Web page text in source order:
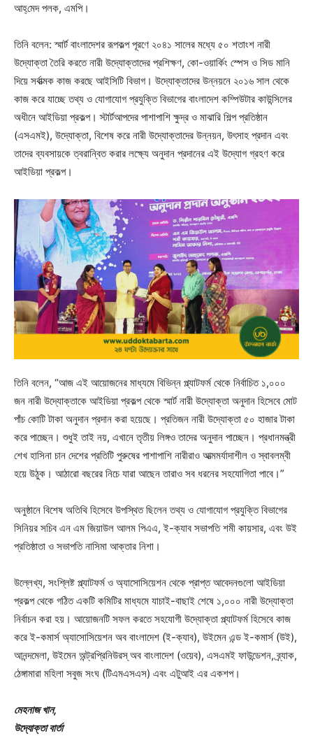
আহ্‌মেদ পলক, এমপি।
তিনি বলেন: স্মার্ট বাংলাদেশর রূপকল্প পূরণে ২০৪১ সালের মধ্যে ৫০ শতাংশ নারী
উদ্যোক্তা তৈরি করতে নারী উদ্যোক্তাদের প্রশিক্ষণ, কো-ওয়ার্কিং স্পেস ও সিড মানি
দিয়ে সর্বাত্মক কাজ করছে আইসিটি বিভাগ। উদ্যোক্তাদের উন্নয়নে ২০১৬ সাল থেকে
কাজ করে যাচ্ছে তথ্য ও যোগাযোগ প্রযুক্তি বিভাগের বাংলাদেশ কম্পিউটার কাউন্সিলের
অধীনে আইডিয়া প্রকল্প। স্টার্টআপদের পাশাপাশি ক্ষুদ্র ও মাঝারি শিল্প প্রতিষ্ঠান
(এসএমই), উদ্যোক্তা, বিশেষ করে নারী উদ্যোক্তাদের উন্নয়ন, উৎসাহ প্রদান এবং
তাদের ব্যবসায়কে ত্বরান্বিত করার লক্ষ্যে অনুদান প্রদানের এই উদ্যোগ গ্রহণ করে
আইডিয়া প্রকল্প।
তিনি বলেন, “আজ এই আয়োজনের মাধ্যমে বিভিন্ন প্ল্যাটফর্ম থেকে নির্বাচিত ১,০০০
জন নারী উদ্যোক্তাকে আইডিয়া প্রকল্প থেকে স্মার্ট নারী উদ্যোক্তা অনুদান হিসেবে মোট
পাঁচ কোটি টাকা অনুদান প্রদান করা হয়েছে। প্রতিজন নারী উদ্যোক্তা ৫০ হাজার টাকা
করে পাচ্ছেন। শুধুই তাই নয়, এখানে তৃতীয় লিঙ্গও তাদের অনুদান পাচ্ছেন। প্রধানমন্ত্রী
শেখ হাসিনা চান দেশের প্রতিটি পুরুষের পাশাপাশি নারীরাও আত্মমর্যাদাশীল ও স্বাবলম্বী
হয়ে উঠুক। আঠারো বছরের নিচে যারা আছেন তারাও সব ধরনের সহযোগিতা পাবে।”
অনুষ্ঠানে বিশেষ অতিথি হিসেবে উপস্থিত ছিলেন তথ্য ও যোগাযোগ প্রযুক্তি বিভাগের
সিনিয়র সচিব এন এম জিয়াউল আলম পিএএ, ই-ক্যাব সভাপতি শমী কায়সার, এবং উই
প্রতিষ্ঠাতা ও সভাপতি নাসিমা আক্তার নিশা।
উল্লেখ্য, সংশ্লিষ্ট প্ল্যাটফর্ম ও অ্যাসোসিয়েশন থেকে প্রাপ্ত আবেদনগুলো আইডিয়া
প্রকল্প থেকে গঠিত একটি কমিটির মাধ্যমে যাচাই-বাছাই শেষে ১,০০০ নারী উদ্যোক্তা
নির্বাচন করা হয়। আয়োজনটি সফল করতে সহযোগী উদ্যোক্তা প্ল্যাটফর্ম হিসেবে কাজ
করে ই-কমার্স অ্যাসোসিয়েশন অব বাংলাদেশ (ই-ক্যাব), উইমেন এন্ড ই-কমার্স (উই),
আনন্দমেলা, উইমেন অন্ট্রপ্রিনিউরস্ অব বাংলাদেশ (ওয়েব), এসএমই ফাউন্ডেশন, ব্র্যাক,
ঠেঙ্গামারা মহিলা সবুজ সংঘ (টিএমএসএস) এবং এটুআই এর একশপ।
মেহনাজ খান,
উদ্যোক্তা বার্তা